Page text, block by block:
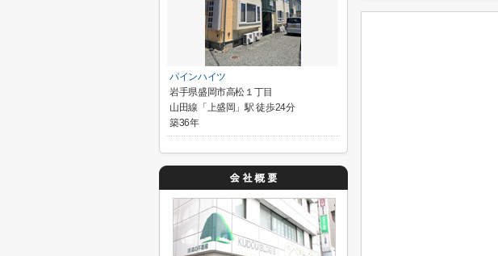
パインハイツ
岩手県盛岡市高松１丁目
山田線「上盛岡」駅 徒歩24分
築36年